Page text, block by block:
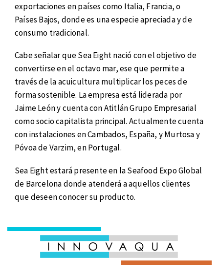
exportaciones en países como Italia, Francia, o
Países Bajos, donde es una especie apreciada y de
consumo tradicional.
Cabe señalar que Sea Eight nació con el objetivo de
convertirse en el octavo mar, ese que permite a
través de la acuicultura multiplicar los peces de
forma sostenible. La empresa está liderada por
Jaime León y cuenta con Atitlán Grupo Empresarial
como socio capitalista principal. Actualmente cuenta
con instalaciones en Cambados, España, y Murtosa y
Póvoa de Varzim, en Portugal.
Sea Eight estará presente en la Seafood Expo Global
de Barcelona donde atenderá a aquellos clientes
que deseen conocer su producto.